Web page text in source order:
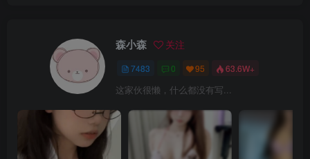
森小森 关注
7483 0 95 63.6W+
这家伙很懒，什么都没有写...